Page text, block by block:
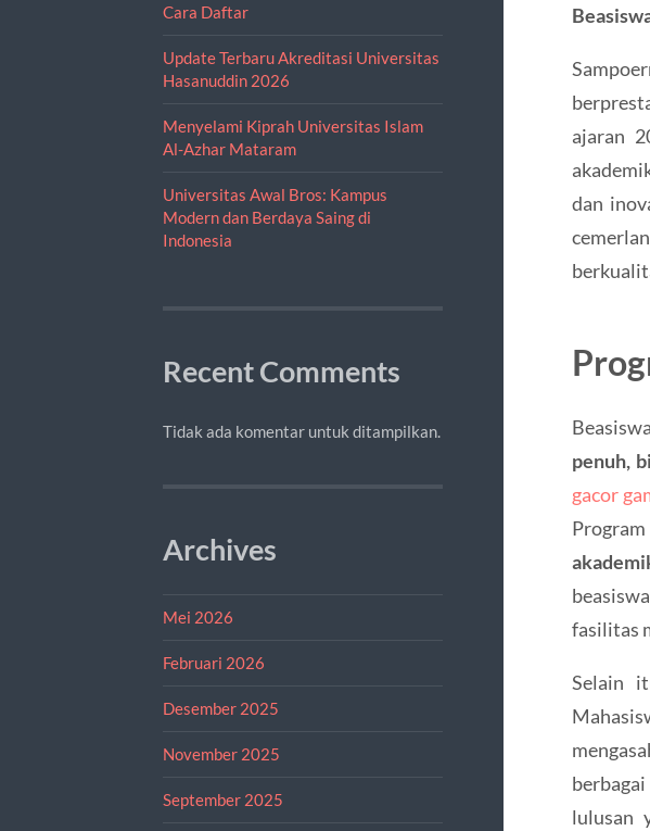
Cara Daftar
Update Terbaru Akreditasi Universitas
Hasanuddin 2026
Menyelami Kiprah Universitas Islam
Al-Azhar Mataram
Universitas Awal Bros: Kampus
Modern dan Berdaya Saing di
Indonesia
Recent Comments
Tidak ada komentar untuk ditampilkan.
Archives
Mei 2026
Februari 2026
Desember 2025
November 2025
September 2025
ajaran
dan
penuh,
gacor
fasilitas
Selain
lulusan